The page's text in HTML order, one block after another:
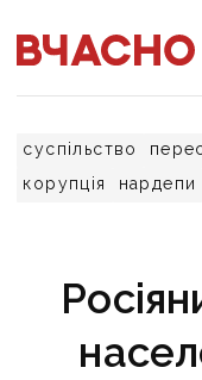
суспільство
корупція
нардепи